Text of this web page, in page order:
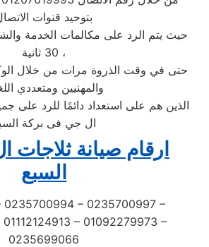
بتوحيد قنوات
حيث يتم الرد على مكالمات الخدمة
30 ثانية ،
حتى في وقت الذروة مرات من خلال
والمهنيين ومتعددي
الذين هم على استعداد دائمًا للرد على
ال جي فى بركة
ارقام صيانة ثلاجات
السبع
0235700994 – 0235700997 –
01112124913 – 01092279973 –
0235699066